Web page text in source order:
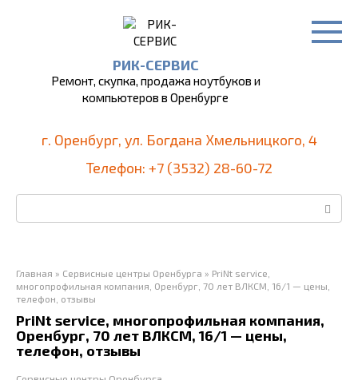
РИК-СЕРВИС
Ремонт, скупка, продажа ноутбуков и
компьютеров в Оренбурге
г. Оренбург, ул. Богдана Хмельницкого, 4
Телефон: +7 (3532) 28-60-72
Главная » Сервисные центры Оренбурга » PriNt service,
многопрофильная компания, Оренбург, 70 лет ВЛКСМ, 16/1 — цены,
телефон, отзывы
PriNt service, многопрофильная компания,
Оренбург, 70 лет ВЛКСМ, 16/1 — цены,
телефон, отзывы